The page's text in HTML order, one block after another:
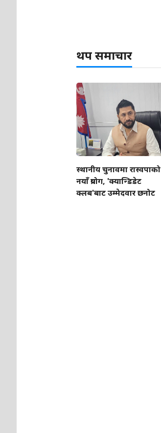
थप समाचार
स्थानीय चुनावमा रास्वपाको
नयाँ प्रयोग, 'क्यान्डिडेट
क्लब'बाट उम्मेदवार छनोट